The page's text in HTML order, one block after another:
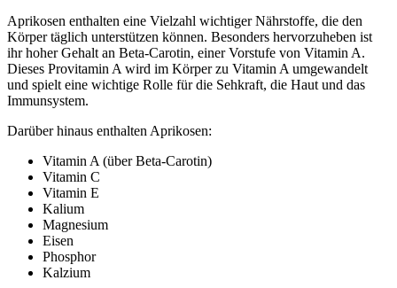
Aprikosen enthalten eine Vielzahl wichtiger Nährstoffe, die den
Körper täglich unterstützen können. Besonders hervorzuheben ist
ihr hoher Gehalt an Beta-Carotin, einer Vorstufe von Vitamin A.
Dieses Provitamin A wird im Körper zu Vitamin A umgewandelt
und spielt eine wichtige Rolle für die Sehkraft, die Haut und das
Immunsystem.
Darüber hinaus enthalten Aprikosen:
Vitamin A (über Beta-Carotin)
Vitamin C
Vitamin E
Kalium
Magnesium
Eisen
Phosphor
Kalzium